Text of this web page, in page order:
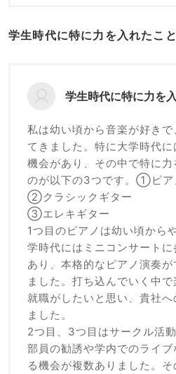
学生時代に特に力を入れたこと
学生時代に特に力を
私は幼い頃から音楽が好き
てきました。特に大学時代
機会があり、その中で特に
のが以下の3つです。①ピア
②クラシックギター
③エレキギター
1つ目のピアノは幼い頃から
学時代にはミニコンサート
あり、本格的なピアノ演奏
ました。打ち込んでいく中
就職がしたいと思い、貴社
ました。
2つ目、3つ目はサークル活
部員の勧誘や学内でのライ
る機会が複数ありました。